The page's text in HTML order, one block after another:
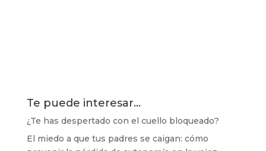
Te puede interesar…
¿Te has despertado con el cuello bloqueado?
El miedo a que tus padres se caigan: cómo